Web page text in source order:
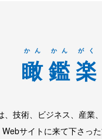
瞰
かん
鑑
かん
楽
がく
、技術、ビジネス、産
サイトに来て下さっ